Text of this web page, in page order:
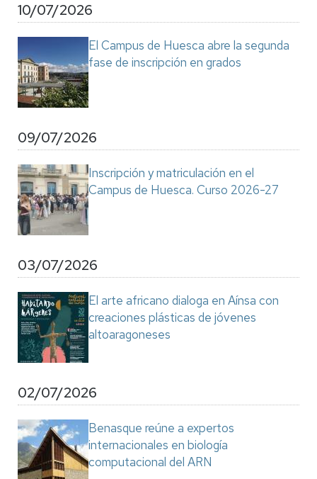
10/07/2026
El Campus de Huesca abre la segunda
fase de inscripción en grados
09/07/2026
Inscripción y matriculación en el
Campus de Huesca. Curso 2026-27
03/07/2026
El arte africano dialoga en Aínsa con
creaciones plásticas de jóvenes
altoaragoneses
02/07/2026
Benasque reúne a expertos
internacionales en biología
computacional del ARN